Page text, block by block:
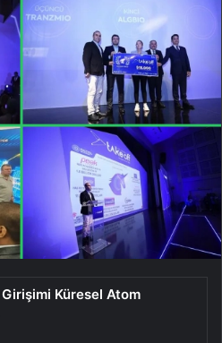
Girişimi Küresel Atom